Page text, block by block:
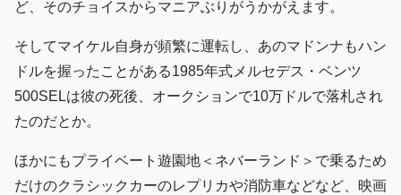
ど、そのチョイスからマニアぶりがうかがえます。
そしてマイケル自身が頻繁に運転し、あのマドンナもハン
ドルを握ったことがある1985年式メルセデス・ベンツ
500SELは彼の死後、オークションで10万ドルで落札され
たのだとか。
ほかにもプライベート遊園地＜ネバーランド＞で乗るため
だけのクラシックカーのレプリカや消防車などなど、映画